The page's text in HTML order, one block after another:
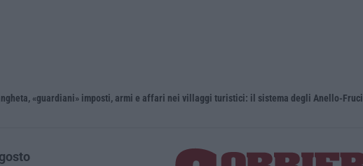
«guardiani» imposti, armi e affari nei villaggi turistici: il sistema degli Anello-Fruci